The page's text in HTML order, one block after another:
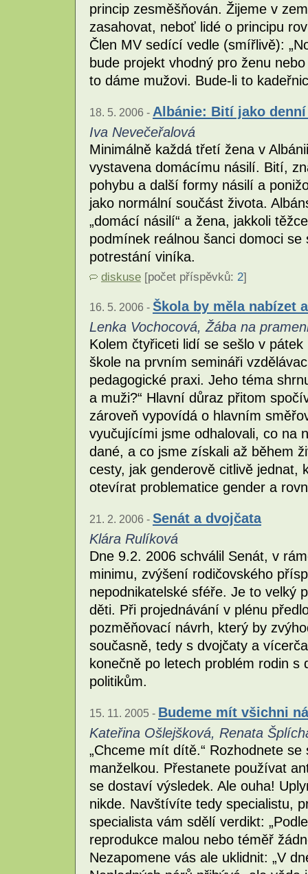
princip zesměšňován. Žijeme v
zasahovat, neboť lidé o principu
Člen MV sedící vedle (smířlivě):
bude projekt vhodný pro ženu
to dáme mužovi. Bude-li to
18. 5. 2006 - Albánie: Bití jako
Iva Nevečeřalová
Minimálně každá třetí žena v
vystavena domácímu násilí. Bití,
pohybu a další formy násilí a
jako normální součást života.
„domácí násilí“ a žena, jakkoli
podmínek reálnou šanci domoci
potrestání viníka.
diskuse [počet příspěvků: 2]
16. 5. 2006 - Škola by měla nabízet
Lenka Vochocová, Žába na
Kolem čtyřiceti lidí se sešlo v
škole na prvním semináři
pedagogické praxi. Jeho téma
a muži?“ Hlavní důraz přitom
zároveň vypovídá o hlavním
vyučujícími jsme odhalovali, co na
dané, a co jsme získali až během
cesty, jak genderově citlivě jednat,
otevírat problematice gender a
21. 2. 2006 - Senát a dvojčata
Klára Rulíková
Dne 9.2. 2006 schválil Senát, v
minimu, zvýšení rodičovského
nepodnikatelské sféře. Je to velký
děti. Při projednávání v plénu
pozměňovací návrh, který by
současně, tedy s dvojčaty a
konečně po letech problém rodin
politikům.
15. 11. 2005 - Budeme mít všichni
Kateřina Ošlejšková, Renata
„Chceme mít dítě.“ Rozhodnete
manželkou. Přestanete používat
se dostaví výsledek. Ale ouha!
nikde. Navštívíte tedy specialistu,
specialista vám sdělí verdikt:
reprodukce malou nebo téměř
Nezapomene vás ale uklidnit: „V